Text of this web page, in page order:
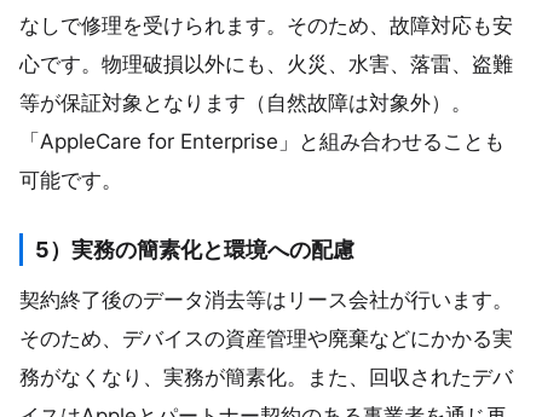
なしで修理を受けられます。そのため、故障対応も安
心です。物理破損以外にも、火災、水害、落雷、盗難
等が保証対象となります（自然故障は対象外）。
「AppleCare for Enterprise」と組み合わせることも
可能です。
5）実務の簡素化と環境への配慮
契約終了後のデータ消去等はリース会社が行います。
そのため、デバイスの資産管理や廃棄などにかかる実
務がなくなり、実務が簡素化。また、回収されたデバ